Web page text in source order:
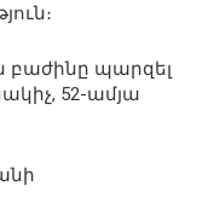
բաժինը պարզել
52-ամյա